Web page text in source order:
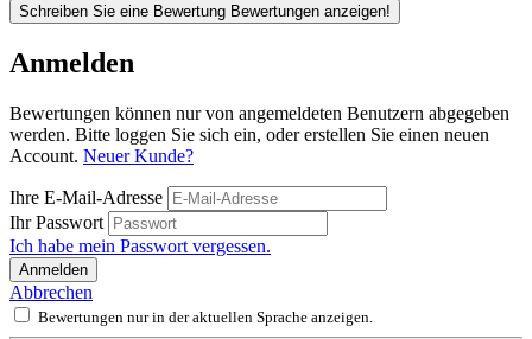
Schreiben Sie eine Bewertung Bewertungen anzeigen!
Anmelden
Bewertungen können nur von angemeldeten Benutzern abgegeben
werden. Bitte loggen Sie sich ein, oder erstellen Sie einen neuen
Account. Neuer Kunde?
Ihre E-Mail-Adresse
Ihr Passwort
Ich habe mein Passwort vergessen.
Anmelden
Abbrechen
Bewertungen nur in der aktuellen Sprache anzeigen.